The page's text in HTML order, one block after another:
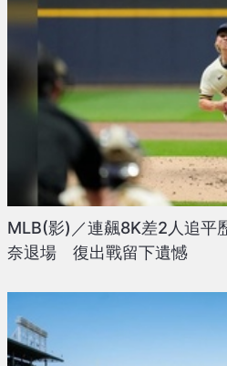
MLB(影)／連飆8K差2人追平
奈退場 復出戰留下遺憾